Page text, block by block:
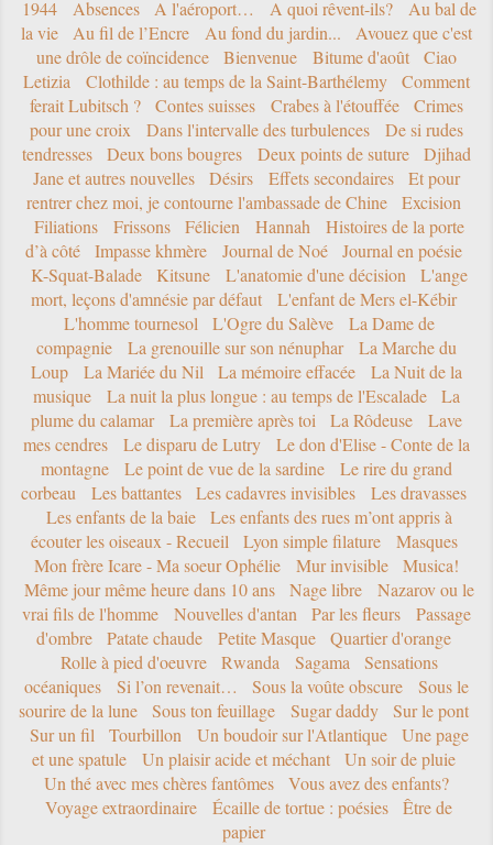
1944 Absences A l'aéroport… A quoi rêvent-ils?
Au bal de
la vie
Au fil de l’Encre Au fond du jardin...
Avouez que c'est
une drôle de coïncidence
Bienvenue Bitume d'août
Ciao
Letizia
Clothilde : au temps de la Saint-Barthélemy
Comment
ferait Lubitsch ?
Contes suisses Crabes à l'étouffée
Crimes
pour une croix
Dans l'intervalle des turbulences
De si rudes
tendresses
Deux bons bougres Deux points de suture
Djihad
Jane et autres nouvelles
Désirs Effets secondaires
Et pour
rentrer chez moi, je contourne l'ambassade de Chine
Excision
Filiations
Frissons Félicien Hannah
Histoires de la porte
d’à côté
Impasse khmère Journal de Noé
Journal en poésie
K-Squat-Balade
Kitsune L'anatomie d'une décision
L'ange
mort, leçons d'amnésie par défaut
L'enfant de Mers el-Kébir
L'homme tournesol
L'Ogre du Salève
La Dame de
compagnie
La grenouille sur son nénuphar
La Marche du
Loup
La Mariée du Nil La mémoire effacée
La Nuit de la
musique
La nuit la plus longue : au temps de l'Escalade
La
plume du calamar
La première après toi La Rôdeuse
Lave
mes cendres
Le disparu de Lutry
Le don d'Elise - Conte de la
montagne
Le point de vue de la sardine
Le rire du grand
corbeau
Les battantes Les cadavres invisibles
Les dravasses
Les enfants de la baie
Les enfants des rues m’ont appris à
écouter les oiseaux - Recueil
Lyon simple filature
Masques
Mon frère Icare - Ma soeur Ophélie
Mur invisible
Musica!
Même jour même heure dans 10 ans
Nage libre
Nazarov ou le
vrai fils de l'homme
Nouvelles d'antan Par les fleurs
Passage
d'ombre
Patate chaude Petite Masque
Quartier d'orange
Rolle à pied d'oeuvre
Rwanda Sagama
Sensations
océaniques
Si l’on revenait… Sous la voûte obscure
Sous le
sourire de la lune
Sous ton feuillage Sugar daddy
Sur le pont
Sur un fil
Tourbillon Un boudoir sur l'Atlantique
Une page
et une spatule
Un plaisir acide et méchant
Un soir de pluie
Un thé avec mes chères fantômes
Vous avez des enfants?
Voyage extraordinaire
Écaille de tortue : poésies
Être de
papier